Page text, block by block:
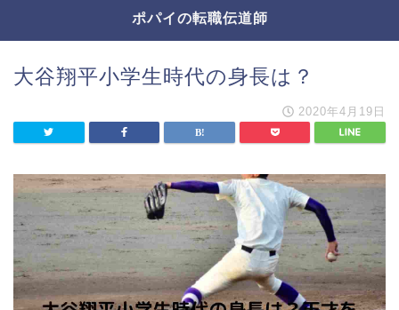
ポパイの転職伝道師
大谷翔平小学生時代の身長は？
2020年4月19日